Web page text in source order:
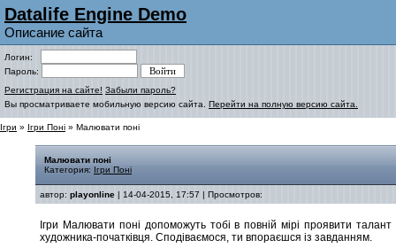
Datalife Engine Demo
Описание сайта
Логин:
Пароль:
Регистрация на сайте! Забыли пароль?
Вы просматриваете мобильную версию сайта. Перейти на полную версию сайта.
Ігри » Ігри Поні » Малювати поні
Малювати поні
Категория: Ігри Поні
автор: playonline | 14-04-2015, 17:57 | Просмотров:
Ігри Малювати поні допоможуть тобі в повній мірі проявити талант
художника-початківця. Сподіваємося, ти впораєшся із завданням.